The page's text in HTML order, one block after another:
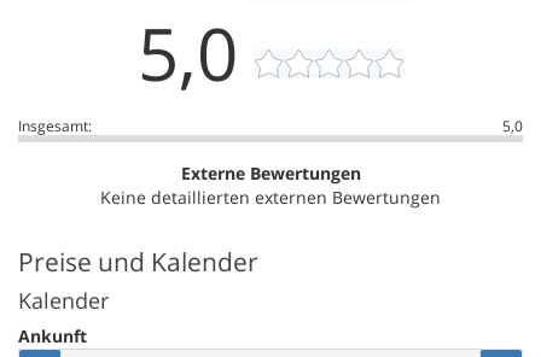
5,0
Insgesamt: 5,0
Externe Bewertungen
Keine detaillierten externen Bewertungen
Preise und Kalender
Kalender
Ankunft